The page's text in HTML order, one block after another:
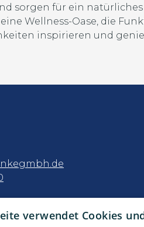
sorgen für ein
Wellness-Oase, die
inspirieren und
verwendet Cookies